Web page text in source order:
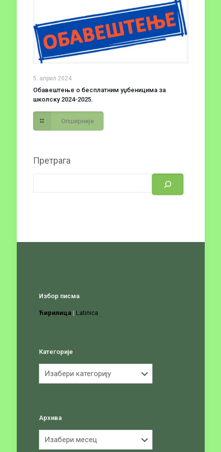
5. април 2024.
Обавештење о бесплатним уџбеницима за
школску 2024-2025.
Опширније
Претрага
Избор писма
Ћирилица | Latinica
Категорије
Архива